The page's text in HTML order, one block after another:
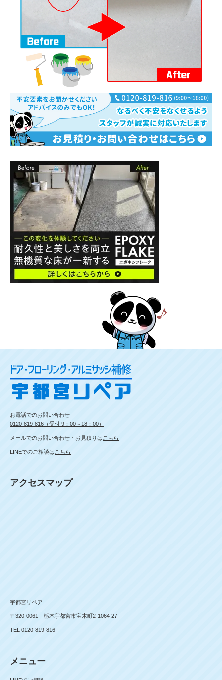
お電話でのお問い合わせ
0120-819-816（受付 9：00～18：00）
メールでのお問い合わせ・お見積りは こちら
LINEでのご相談は こちら
アクセスマップ
宇都宮リペア
〒320-0061 栃木宇都宮市宝木町2-1064-27
TEL 0120-819-816
メニュー